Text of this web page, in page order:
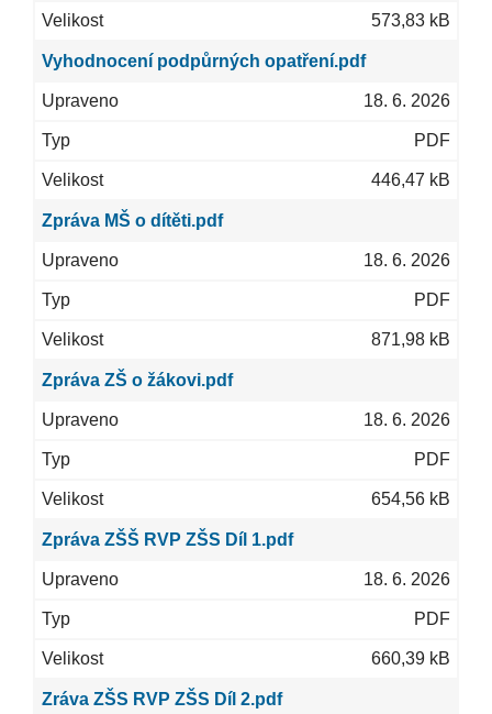
573,83 kB
Vyhodnocení podpůrných opatření.pdf
18. 6. 2026
PDF
446,47 kB
Zpráva MŠ o dítěti.pdf
18. 6. 2026
PDF
871,98 kB
Zpráva ZŠ o žákovi.pdf
18. 6. 2026
PDF
654,56 kB
Zpráva ZŠŠ RVP ZŠS Díl 1.pdf
18. 6. 2026
PDF
660,39 kB
Zráva ZŠS RVP ZŠS Díl 2.pdf